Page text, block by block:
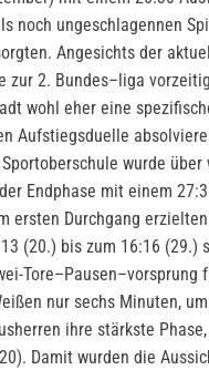
noch ungeschlagennen
Angesichts der
zur 2. Bundes–liga
wohl eher eine
Aufstiegsduelle
wurde
Endphase mit einem
ersten Durchgang
(20.) bis zum 16:16
Tore–Pausen–vorsprung
nur sechs Minuten,
ihre stärkste
Damit wurden die